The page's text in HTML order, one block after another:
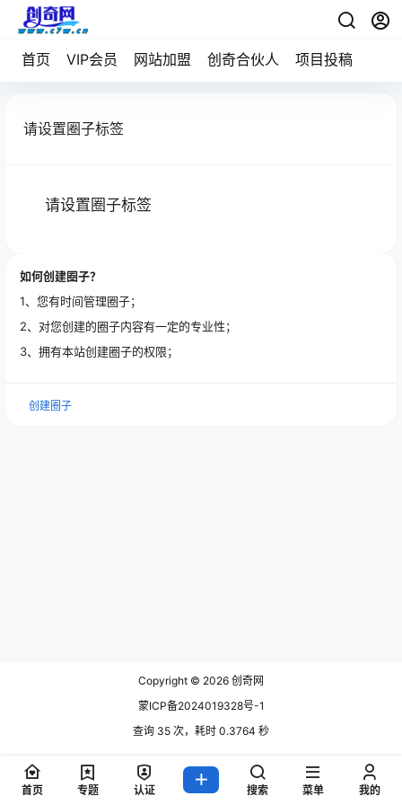
首页 VIP会员 网站加盟 创奇合伙人 项目投稿
请设置圈子标签
请设置圈子标签
如何创建圈子？
1、您有时间管理圈子；
2、对您创建的圈子内容有一定的专业性；
3、拥有本站创建圈子的权限；
创建圈子
Copyright © 2026 创奇网
蒙ICP备2024019328号-1
查询 35 次，耗时 0.3764 秒
首页 专题 认证 搜索 菜单 我的